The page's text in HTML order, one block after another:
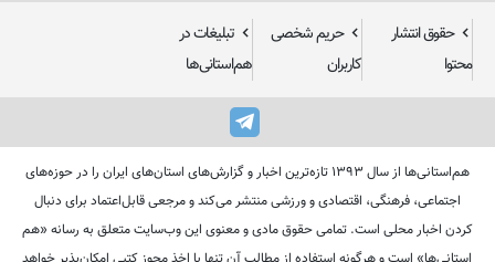
محتوا
کاربران
هم‌استانی‌ها
هم‌استانی‌ها از سال ۱۳۹۳ تازه‌ترین اخبار و گزارش‌های استان‌های ایران را در حوزه‌های
اجتماعی، فرهنگی، اقتصادی و ورزشی منتشر می‌کند و مرجعی قابل‌اعتماد برای دنبال
کردن اخبار محلی است. تمامی حقوق مادی و معنوی این وب‌سایت متعلق به رسانه «هم
استانی‌ها» است و هرگونه استفاده از مطالب آن تنها با اخذ مجوز کتبی امکان‌پذیر خواهد